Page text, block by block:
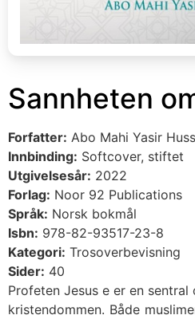
Sannheten
Forfatter: Abo Mahi Yasir
Innbinding: Softcover, stiftet
Utgivelsesår: 2022
Forlag: Noor 92 Publications
Språk: Norsk bokmål
Isbn: 978-82-93517-23-8
Kategori: Trosoverbevisning
Sider: 40
Profeten Jesus e er en
kristendommen. Både